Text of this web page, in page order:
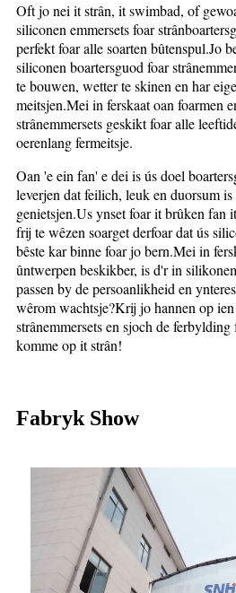
Oft jo nei it strân, it swimbad, of
siliconen emmersets foar
perfekt foar alle soarten bûtenspul.Jo
siliconen boartersguod foar
te bouwen, wetter te skinen en har
meitsjen.Mei in ferskaat oan foarmen
strânemmersets geskikt foar alle
oerenlang fermeitsje.
Oan 'e ein fan' e dei is ús doel
leverjen dat feilich, leuk en duorsum
genietsjen.Us ynset foar it brûken fan
frij te wêzen soarget derfoar dat ús
bêste kar binne foar jo bern.Mei in
ûntwerpen beskikber, is d'r in
passen by de persoanlikheid en
wêrom wachtsje?Krij jo hannen op
strânemmersets en sjoch de
komme op it strân!
Fabryk Show